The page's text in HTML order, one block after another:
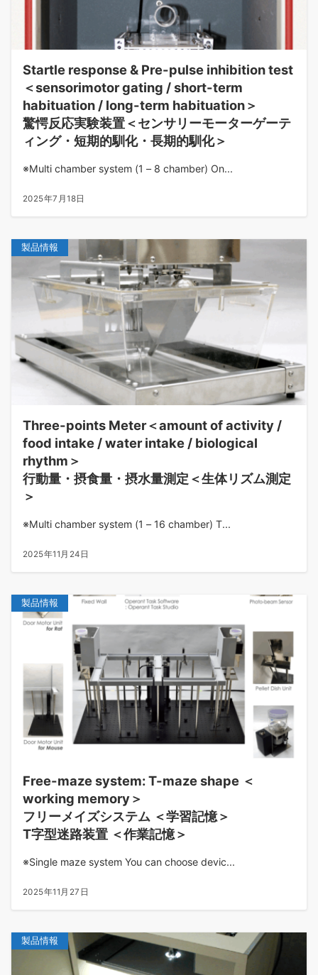
Startle response & Pre-pulse inhibition test
＜sensorimotor gating / short-term
habituation / long-term habituation＞
驚愕反応実験装置＜センサリーモーターゲーテ
ィング・短期的馴化・長期的馴化＞
※Multi chamber system (1 – 8 chamber) On...
2025年7月18日
製品情報
Three-points Meter＜amount of activity /
food intake / water intake / biological
rhythm＞
行動量・摂食量・摂水量測定＜生体リズム測定
＞
※Multi chamber system (1 – 16 chamber) T...
2025年11月24日
製品情報
Free-maze system: T-maze shape ＜
working memory＞
フリーメイズシステム ＜学習記憶＞
T字型迷路装置 ＜作業記憶＞
※Single maze system You can choose devic...
2025年11月27日
製品情報